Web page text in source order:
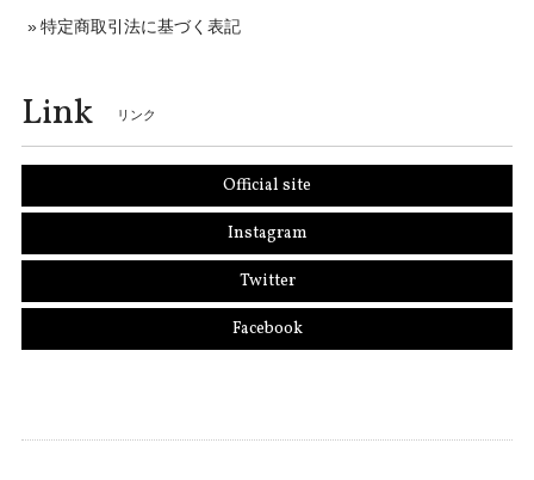
特定商取引法に基づく表記
Link リンク
Official site
Instagram
Twitter
Facebook